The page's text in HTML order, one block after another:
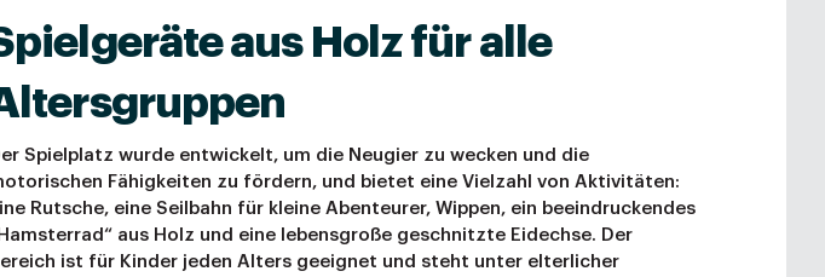
aus Holz für alle
Spielplatz wurde entwickelt, um die Neugier zu wecken und die
Fähigkeiten zu fördern, und bietet eine Vielzahl von Aktivitäten:
Rutsche, eine Seilbahn für kleine Abenteurer, Wippen, ein beeindruckendes
aus Holz und eine lebensgroße geschnitzte Eidechse. Der
ist für Kinder jeden Alters geeignet und steht unter elterlicher